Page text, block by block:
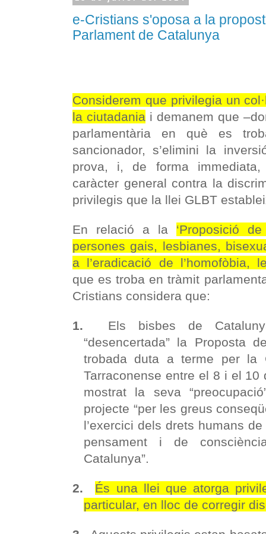
e-Cristians s'oposa a la
Parlament de Catalunya
Considerem que privilegia un
la ciutadania i demanem que
parlamentària en què es
sancionador, s’elimini la
prova, i, de forma
caràcter general contra la
privilegis que la llei GLBT
En relació a la ‘Proposició
persones gais, lesbianes,
a l’eradicació de l’homofòbia,
que es troba en tràmit
Cristians considera que:
1.
Els bisbes de
“desencertada” la Proposta
trobada duta a terme per la
Tarraconense entre el 8 i el 10
mostrat la seva
projecte “per les greus
l’exercici dels drets humans
pensament i de
Catalunya”.
2.
És una llei que atorga
particular, en lloc de corregir